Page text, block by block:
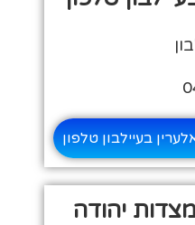
בעיילבון טלפון
יהודה